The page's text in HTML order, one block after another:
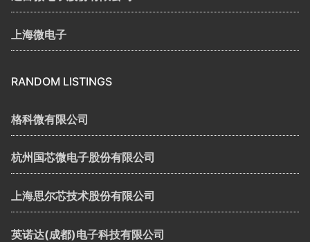
上海微电子
RANDOM LISTINGS
格科微有限公司
杭州国芯微电子股份有限公司
上海思尔芯技术股份有限公司
英诺达(成都)电子科技有限公司